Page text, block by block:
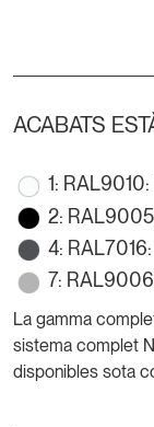
ACABATS
1:
2:
4:
7:
La gamma
sistema complet
disponibles sota